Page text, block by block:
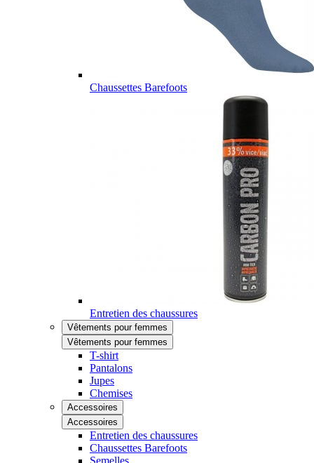
Chaussettes Barefoots
Entretien des chaussures
Vêtements pour femmes
Vêtements pour femmes
T-shirt
Pantalons
Jupes
Chemises
Accessoires
Accessoires
Entretien des chaussures
Chaussettes Barefoots
Semelles